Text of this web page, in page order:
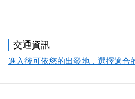
入滄桑與記憶才啟發的靈感。近七
構成，象徵海洋、陽光、熱情與生
魚、鹽、蚵、蟳等布袋特產；還有
與視野。
交通資訊
進入後可依您的出發地，選擇適合